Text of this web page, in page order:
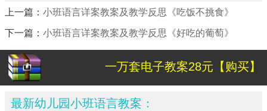
上一篇：小班语言详案教案及教学反思《吃饭不挑食》
下一篇：小班语言详案教案及教学反思《好吃的葡萄》
一万套电子教案28元【购买】
最新幼儿园小班语言教案：